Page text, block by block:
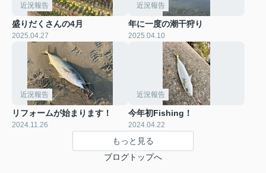
近況報告
盛りだくさんの4月
2025.04.27
近況報告
年に一度の潮干狩り
2025.04.10
近況報告
リフォームが始まります！
2024.11.26
近況報告
今年初Fishing！
2024.04.22
もっと見る
ブログトップへ